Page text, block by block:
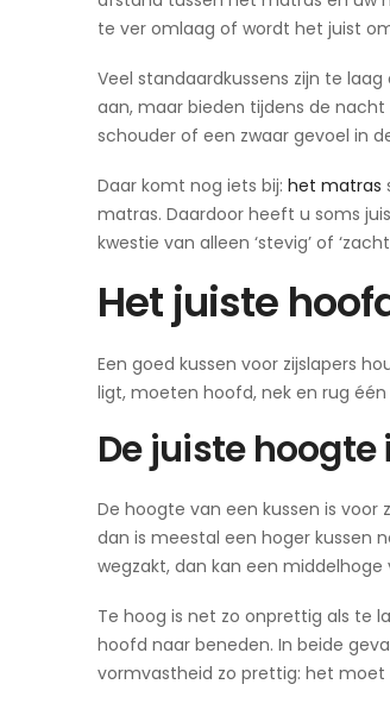
te ver omlaag of wordt het juist
Veel standaardkussens zijn te
aan, maar bieden tijdens de
schouder of een zwaar gevoel in
Daar komt nog iets bij: het matras
matras. Daardoor heeft u soms
kwestie van alleen ‘stevig’ of
Het juiste
Een goed kussen voor zijslapers
ligt, moeten hoofd, nek en rug
De juiste
De hoogte van een kussen is
dan is meestal een hoger kussen
wegzakt, dan kan een
Te hoog is net zo onprettig als te
hoofd naar beneden. In beide
vormvastheid zo prettig: het